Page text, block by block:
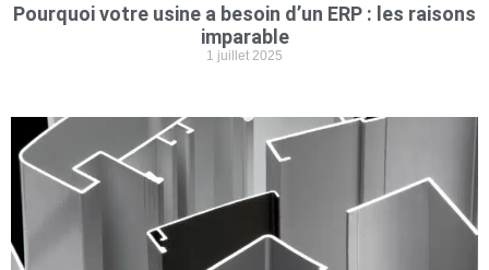
Pourquoi votre usine a besoin d’un ERP : les raisons
imparable
1 juillet 2025